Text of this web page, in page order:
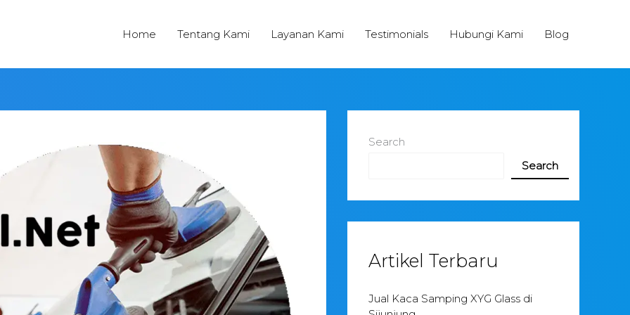
Home Tentang Kami Layanan Kami Testimonials Hubungi Kami Blog
Search
Search
Artikel Terbaru
Jual Kaca Samping XYG Glass di